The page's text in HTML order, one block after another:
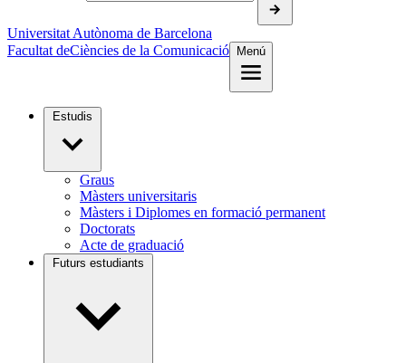
Universitat Autònoma de Barcelona
Facultat deCiències de la Comunicació Menú
Estudis
Graus
Màsters universitaris
Màsters i Diplomes en formació permanent
Doctorats
Acte de graduació
Futurs estudiants